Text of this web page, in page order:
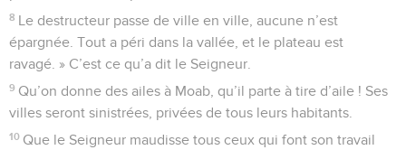
8 Le destructeur passe de ville en ville, aucune n’est
épargnée. Tout a péri dans la vallée, et le plateau est
ravagé. » C’est ce qu’a dit le Seigneur.
9 Qu’on donne des ailes à Moab, qu’il parte à tire d’aile ! Ses
villes seront sinistrées, privées de tous leurs habitants.
10 Que le Seigneur maudisse tous ceux qui font son travail